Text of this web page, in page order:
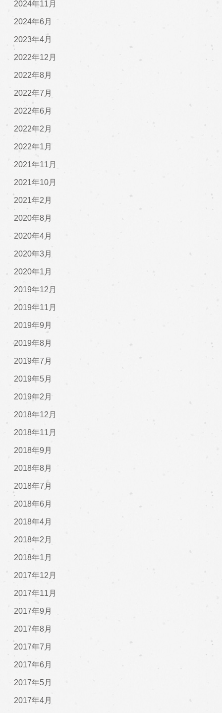
2024年11月
2024年6月
2023年4月
2022年12月
2022年8月
2022年7月
2022年6月
2022年2月
2022年1月
2021年11月
2021年10月
2021年2月
2020年8月
2020年4月
2020年3月
2020年1月
2019年12月
2019年11月
2019年9月
2019年8月
2019年7月
2019年5月
2019年2月
2018年12月
2018年11月
2018年9月
2018年8月
2018年7月
2018年6月
2018年4月
2018年2月
2018年1月
2017年12月
2017年11月
2017年9月
2017年8月
2017年7月
2017年6月
2017年5月
2017年4月